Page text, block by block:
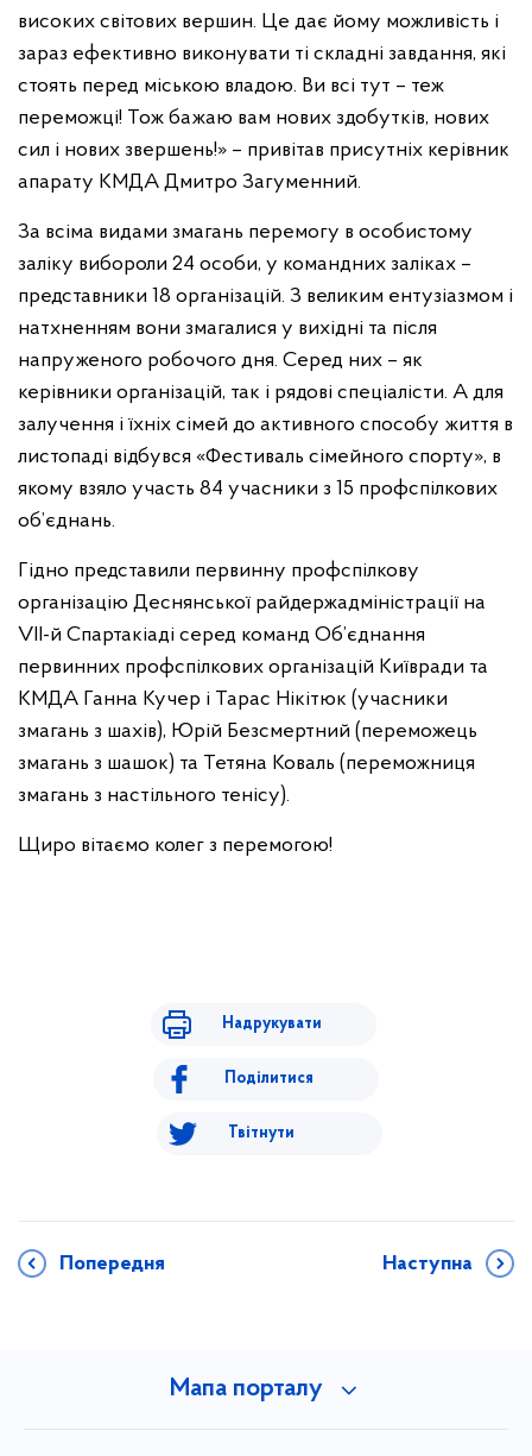
високих світових вершин. Це дає йому можливість і
зараз ефективно виконувати ті складні завдання, які
стоять перед міською владою. Ви всі тут – теж
переможці! Тож бажаю вам нових здобутків, нових
сил і нових звершень!» – привітав присутніх керівник
апарату КМДА Дмитро Загуменний.
За всіма видами змагань перемогу в особистому
заліку вибороли 24 особи, у командних заліках –
представники 18 організацій. З великим ентузіазмом і
натхненням вони змагалися у вихідні та після
напруженого робочого дня. Серед них – як
керівники організацій, так і рядові спеціалісти. А для
залучення і їхніх сімей до активного способу життя в
листопаді відбувся «Фестиваль сімейного спорту», в
якому взяло участь 84 учасники з 15 профспілкових
об’єднань.
Гідно представили первинну профспілкову
організацію Деснянської райдержадміністрації на
VII-й Спартакіаді серед команд Об’єднання
первинних профспілкових організацій Київради та
КМДА Ганна Кучер і Тарас Нікітюк (учасники
змагань з шахів), Юрій Безсмертний (переможець
змагань з шашок) та Тетяна Коваль (переможниця
змагань з настільного тенісу).
Щиро вітаємо колег з перемогою!
Надрукувати
Поділитися
Твітнути
Попередня Наступна
Мапа порталу